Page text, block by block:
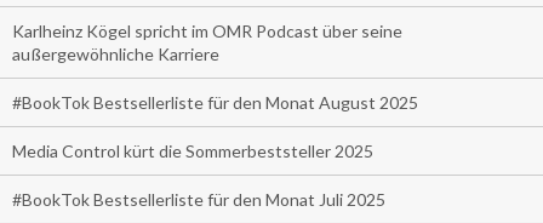
Karlheinz Kögel spricht im OMR Podcast über seine
außergewöhnliche Karriere
#BookTok Bestsellerliste für den Monat August 2025
Media Control kürt die Sommerbeststeller 2025
#BookTok Bestsellerliste für den Monat Juli 2025